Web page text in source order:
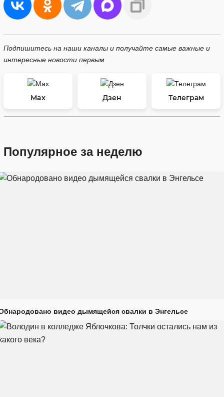
Подпишитесь на наши каналы и получайте самые важные и
интересные новости первым
Max Дзен Телеграм
Популярное за неделю
видео дымящейся свалки в Энгельсе